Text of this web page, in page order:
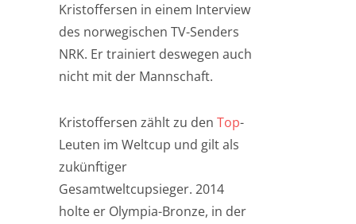
Kristoffersen in einem Interview
des norwegischen TV-Senders
NRK. Er trainiert deswegen auch
nicht mit der Mannschaft.
Kristoffersen zählt zu den Top-
Leuten im Weltcup und gilt als
zukünftiger
Gesamtweltcupsieger. 2014
holte er Olympia-Bronze, in der